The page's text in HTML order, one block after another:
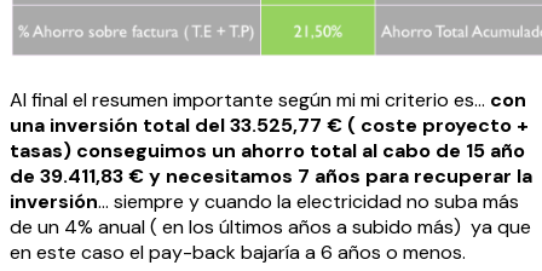
Al final el resumen importante según mi mi criterio es… con
una inversión total del 33.525,77 € ( coste proyecto +
tasas) conseguimos un ahorro total al cabo de 15 año
de 39.411,83 € y necesitamos 7 años para recuperar la
inversión… siempre y cuando la electricidad no suba más
de un 4% anual ( en los últimos años a subido más) ya que
en este caso el pay-back bajaría a 6 años o menos.